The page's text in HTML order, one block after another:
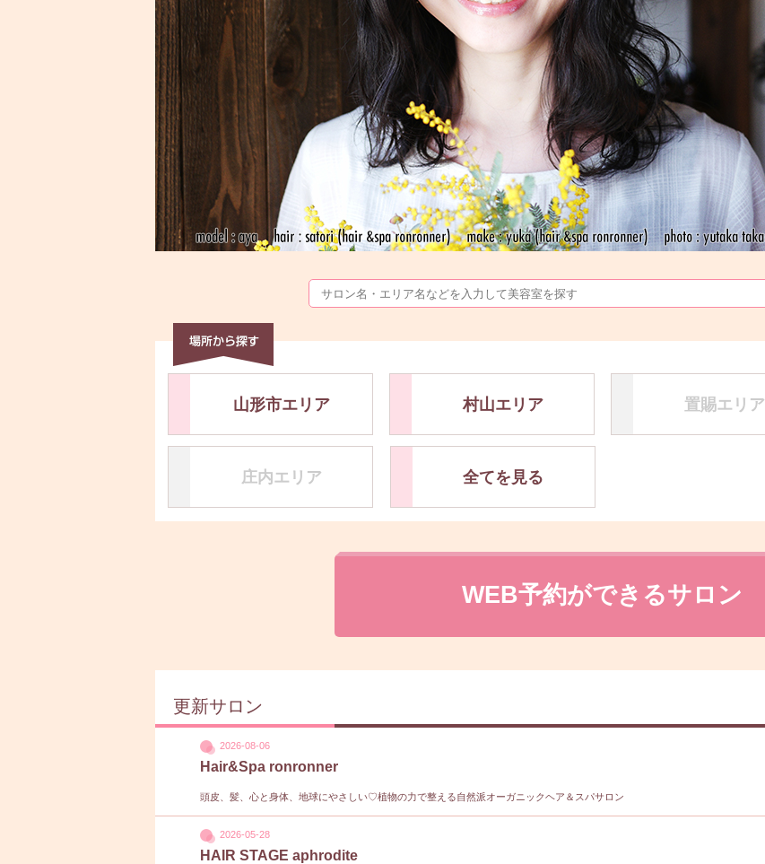
山形市エリア 村山エリア 置賜エリア
庄内エリア 全てを見る
WEB予約ができるサロン
更新サロン
2026-08-06
Hair&Spa ronronner
頭皮、髪、心と身体、地球にやさしい♡植物の力で整える自然派オーガニックヘア＆スパサロン
2026-05-28
HAIR STAGE aphrodite